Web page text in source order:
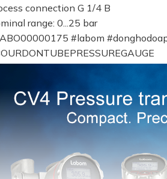
connection G 1/4 B
range: 0...25 bar
#labom